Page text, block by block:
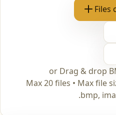
Files
or Drag & drop
Max 20 files • Max file
.bmp,